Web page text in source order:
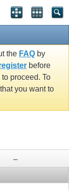
the FAQ by
before
proceed. To
you want to
...